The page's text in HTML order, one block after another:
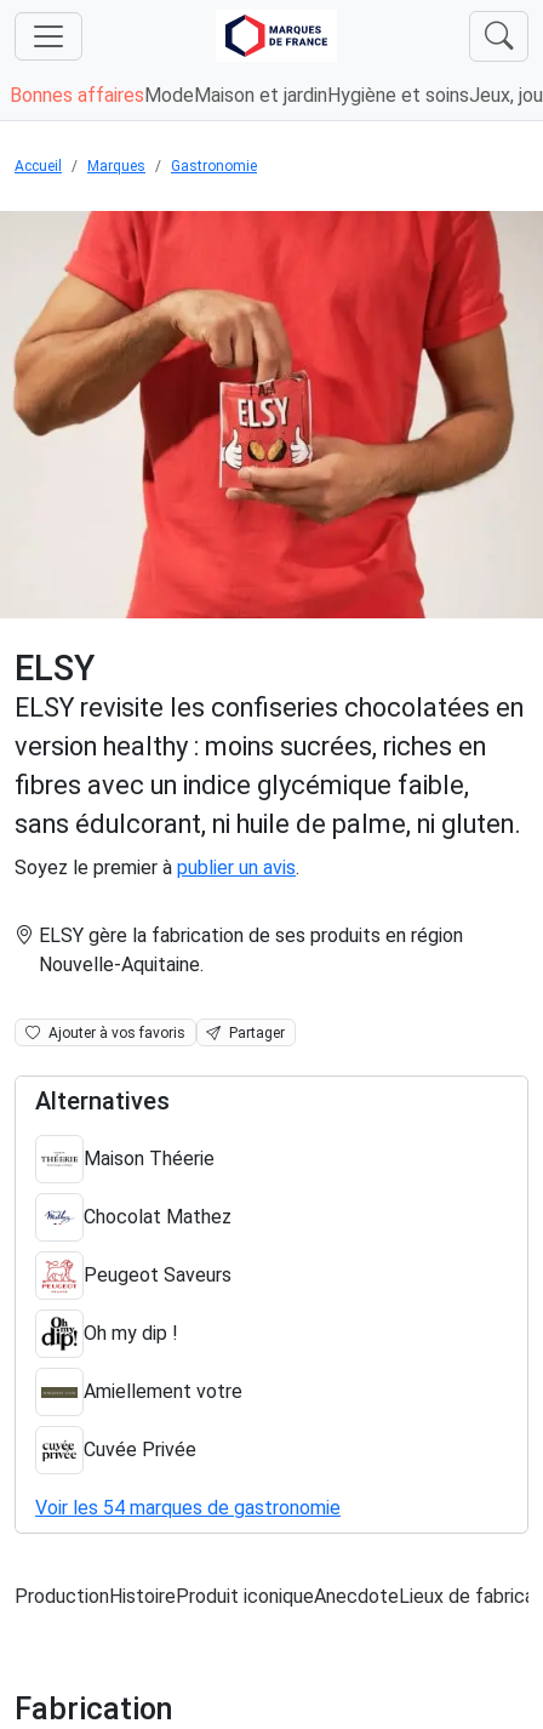
Bonnes affaires Mode Maison et jardin Hygiène et soinsJeux,
Accueil Marques Gastronomie
Chargement...
ELSY
ELSY revisite les confiseries chocolatées en
version healthy : moins sucrées, riches en
fibres avec un indice glycémique faible,
sans édulcorant, ni huile de palme, ni gluten.
Soyez le premier à publier un avis.
ELSY gère la fabrication de ses produits en région
Nouvelle-Aquitaine.
Ajouter à vos favoris Partager
Alternatives
Maison Théerie
Chocolat Mathez
Peugeot Saveurs
Oh my dip !
Amiellement votre
Cuvée Privée
Voir les 54 marques de gastronomie
ProductionHistoireProduit iconiqueAnecdoteLieux de
Fabrication